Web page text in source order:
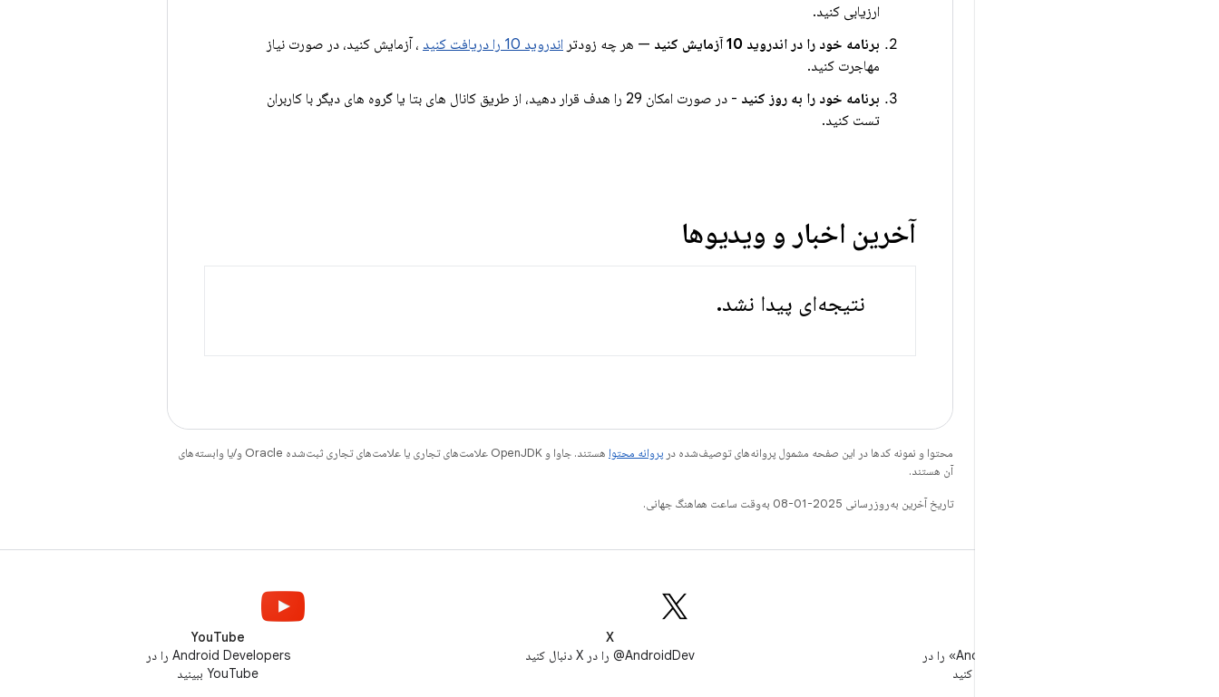
ارزیابی کنید.
برنامه خود را در اندروید 10 آزمایش کنید
— هر چه زودتر اندروید 10 را دریافت کنید
، آزمایش کنید، در صورت نیاز
مهاجرت کنید.
برنامه خود را به روز کنید
- در صورت امکان 29 را هدف قرار دهید، از طریق کانال های بتا یا گروه های دیگر با کاربران
تست کنید.
آخرین اخبار و ویدیوها
نتیجه‌ای پیدا نشد.
محتوا و نمونه کدها در این صفحه مشمول پروانه‌های توصیف‌شده در پروانه محتوا
هستند. جاوا و OpenJDK علامت‌های تجاری یا علامت‌های تجاری ثبت‌شده Oracle و/یا وابسته‌های
آن هستند.
تاریخ آخرین به‌روزرسانی 2025-01-08 به‌وقت ساعت هماهنگ جهانی.
«توسعه‌دهندگان Android» را در
X
AndroidDev@ را در X دنبال کنید
YouTube
Android Developers را در
YouTube ببینید